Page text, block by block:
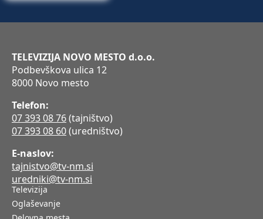
TELEVIZIJA NOVO MESTO d.o.o.
Podbevškova ulica 12
8000 Novo mesto
Telefon:
07 393 08 76(tajništvo)
07 393 08 60(uredništvo)
E-naslov:
tajnistvo@tv-nm.si
uredniki@tv-nm.si
Televizija
Oglaševanje